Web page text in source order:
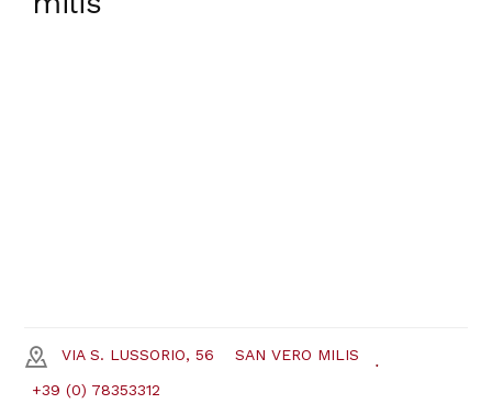
VIA S. LUSSORIO, 56 SAN VERO MILIS
+39 (0) 78353312